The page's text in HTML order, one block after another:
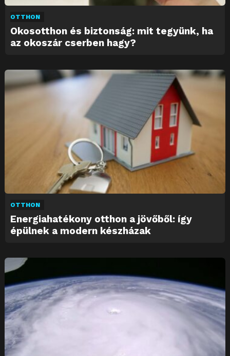
OTTHON
Okosotthon és biztonság: mit tegyünk, ha
az okoszár cserben hagy?
OTTHON
Energiahatékony otthon a jövőből: így
épülnek a modern készházak